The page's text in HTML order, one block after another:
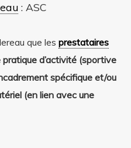
: ASC
que les prestataires
d’activité (sportive
spécifique et/ou
(en lien avec une